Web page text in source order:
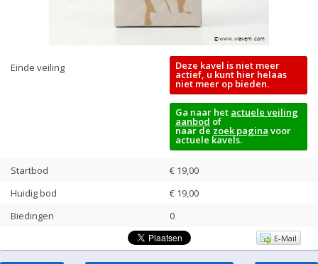
Einde veiling Deze kavel is niet meer
actief, u kunt hier helaas
niet meer op bieden.
Ga naar het actuele veiling
aanbod of
naar de zoek pagina voor
actuele kavels.
Startbod
€ 19,00
Huidig bod
€ 19,00
Biedingen
0
E-Mail